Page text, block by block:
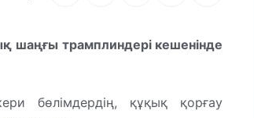
шаңғы трамплиндері кешенінде
бөлімдердің, құқық қорғау